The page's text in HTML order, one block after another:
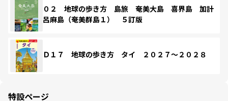
０２ 地球の歩き方 島旅 奄美大島 喜界島 加計
呂麻島（奄美群島１） ５訂版
Ｄ１７ 地球の歩き方 タイ ２０２７～２０２８
特設ページ